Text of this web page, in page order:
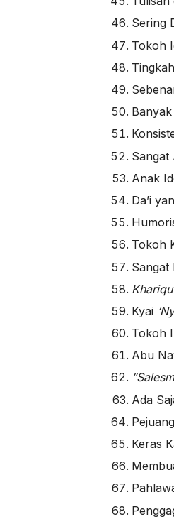
Sering
Tokoh
Sangat
Anak
Da’i
Tokoh
Sangat
Khariqu
Kyai
Tokoh
Abu
Ada
Keras